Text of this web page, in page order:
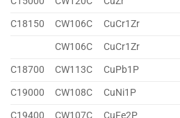
C18150
CW106C CuCr1Zr
CW106C
CuCr1Zr
C18700
CW113C CuPb1P
C19000
CW108C CuNi1P
C19400
CW107C CuFe2P